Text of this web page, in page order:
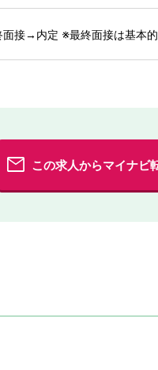
接→内定 ※最終面接は基本的
この求人からマイナビ